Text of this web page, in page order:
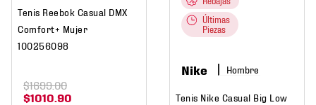
Tenis Reebok Casual DMX
Comfort+ Mujer
100256098
$1010 90
$1699.00
Últimas
Piezas
Nike Hombre
Tenis Nike Casual Big Low